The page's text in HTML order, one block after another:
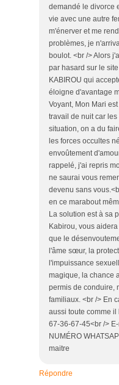
demandé le divorce
vie avec une autre
m'énerver et me
problèmes, je
boulot. <br /> Alors
par hasard sur le
KABIROU qui
éloigne d'avantage
Voyant, Mon Mari
travail de nuit car
situation, on a du
les forces occultes
envoûtement
rappelé, j'ai repris
ne saurai vous
devenu sans
en ce marabout
La solution est à sa
Kabirou, vous
que le
l'âme sœur, la
l'impuissance
magique, la chance
permis de conduire,
familiaux. <br /> En
aussi toute comme il
67-36-67-45<br />
NUMÉRO
maitre
Répondre